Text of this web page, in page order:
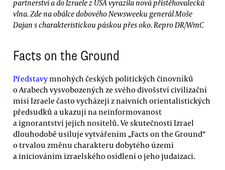
partnerství a do Izraele z USA vyrazila nová přistěhovalecká
vlna. Zde naobálce dobového Newsweeku generál Moše
Dajan s charakteristickou páskou přes oko. Repro DR/WmC
Facts on the Ground
Představymnohých českých politických činovníků
o Arabech vysvobozených ze svého divošství civilizační
misí Izraele často vycházejí z naivních orientalistických
předsudků a ukazují na neinformovanost
a ignorantství jejich nositelů. Ve skutečnosti Izrael
dlouhodobě usiluje vytvářením „Facts on the Ground“
o trvalou změnu charakteru dobytého území
a iniciováním izraelského osídlení o jeho judaizaci.